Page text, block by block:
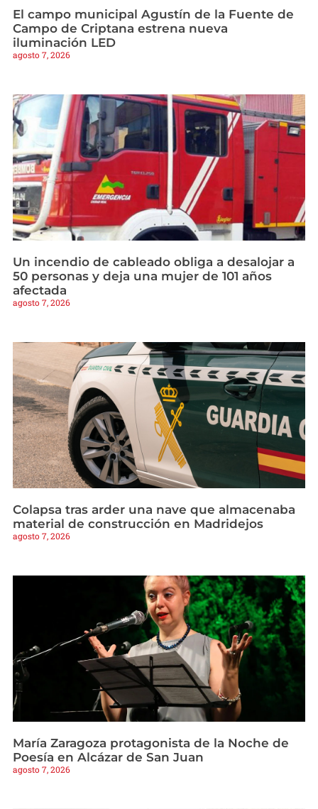
El campo municipal Agustín de la Fuente de
Campo de Criptana estrena nueva
iluminación LED
agosto 7, 2026
Un incendio de cableado obliga a desalojar a
50 personas y deja una mujer de 101 años
afectada
agosto 7, 2026
Colapsa tras arder una nave que almacenaba
material de construcción en Madridejos
agosto 7, 2026
María Zaragoza protagonista de la Noche de
Poesía en Alcázar de San Juan
agosto 7, 2026